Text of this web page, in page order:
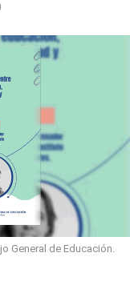
General de Educación.